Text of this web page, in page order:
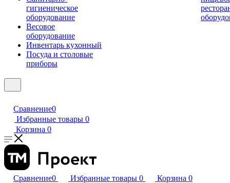
гигиеническое
оборудование
Весовое
оборудование
Инвентарь кухонный
Посуда и столовые
приборы
Сравнение0
Избранные товары 0
Корзина 0
Сравнение0 Избранные товары 0 Корзина 0